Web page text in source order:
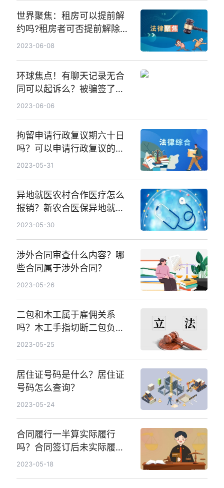
世界聚焦：租房可以提前解
约吗?租房者可否提前解除合
同?
2023-06-08
环球焦点！有聊天记录无合
同可以起诉么？被骗签了合
同有效吗？
2023-06-06
拘留申请行政复议期六十日
吗？可以申请行政复议的有
哪些？
2023-05-31
异地就医农村合作医疗怎么
报销？新农合医保异地就医
门诊报销比例是什么？
2023-05-30
涉外合同审查什么内容？哪
些合同属于涉外合同？
2023-05-26
二包和木工属于雇佣关系
吗？木工手指切断二包负责
吗？
2023-05-25
居住证号码是什么？居住证
号码怎么查询？
2023-05-24
合同履行一半算实际履行
吗？合同签订后未实际履行
算无效吗？
2023-05-18